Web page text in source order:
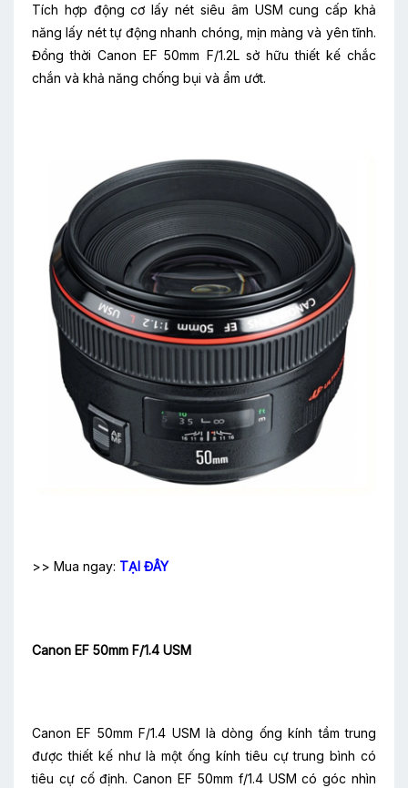
Tích hợp động cơ lấy nét siêu âm USM cung cấp khả
năng lấy nét tự động nhanh chóng, mịn màng và yên tĩnh.
Đồng thời Canon EF 50mm F/1.2L sở hữu thiết kế chắc
chắn và khả năng chống bụi và ẩm ướt.
>> Mua ngay: TẠI ĐÂY
Canon EF 50mm F/1.4 USM
Canon EF 50mm F/1.4 USM là dòng ống kính tầm trung
được thiết kế như là một ống kính tiêu cự trung bình có
tiêu cự cố định. Canon EF 50mm f/1.4 USM có góc nhìn